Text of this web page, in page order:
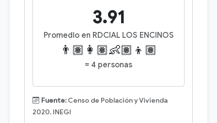
3.91
Promedio en RDCIAL LOS ENCINOS
👨🏽👩🏽👶🏽👦🏽
≈ 4 personas
Fuente: Censo de Población y Vivienda
2020, INEGI